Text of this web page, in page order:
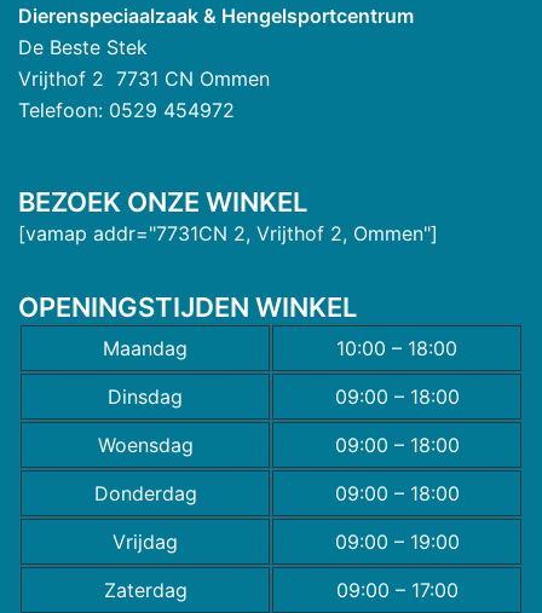
Dierenspeciaalzaak & Hengelsportcentrum
De Beste Stek
Vrijthof 2 7731 CN Ommen
Telefoon: 0529 454972
BEZOEK ONZE WINKEL
[vamap addr="7731CN 2, Vrijthof 2, Ommen"]
OPENINGSTIJDEN WINKEL
Maandag
10:00 – 18:00
Dinsdag
09:00 – 18:00
Woensdag
09:00 – 18:00
Donderdag
09:00 – 18:00
Vrijdag
09:00 – 19:00
Zaterdag
09:00 – 17:00